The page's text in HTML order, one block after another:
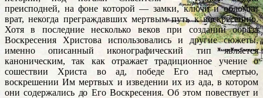
преисподней, на фоне которой — замки, ключи и обломки
врат, некогда преграждавших мертвым путь к воскресению.
Хотя в последние несколько веков при создании образа
Воскресения Христова использовались и другие сюжеты,
именно описанный иконографический тип является
каноническим, так как отражает традиционное учение о
сошествии Христа во ад, победе Его над смертью,
воскрешении Им мертвых и изведении их из ада, в котором
они содержались до Его Воскресения. Об этом повествует и